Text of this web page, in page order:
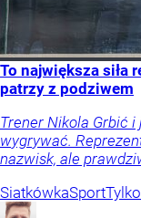
To największa siła
patrzy z podziwem
Trener Nikola Grbić
wygrywać.
nazwisk, ale
SiatkówkaSport